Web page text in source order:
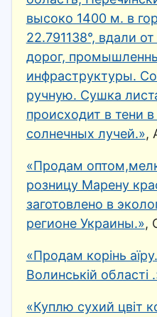
высоко 1400 м. в
22.791138°, вдали
дорог,
инфраструктуры.
ручную. Сушка
происходит в тени
солнечных лучей.»,
«Продам
розницу Марену
заготовлено в
регионе Украины.»,
«Продам корінь
Волинській області
«Куплю сухий цвіт